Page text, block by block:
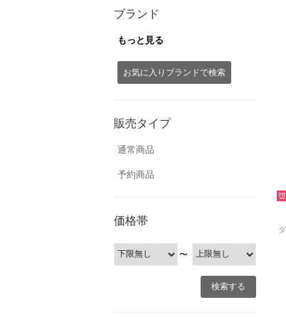
ブランド
もっと見る
お気に入りブランドで検索
販売タイプ
通常商品
予約商品
価格帯
〜